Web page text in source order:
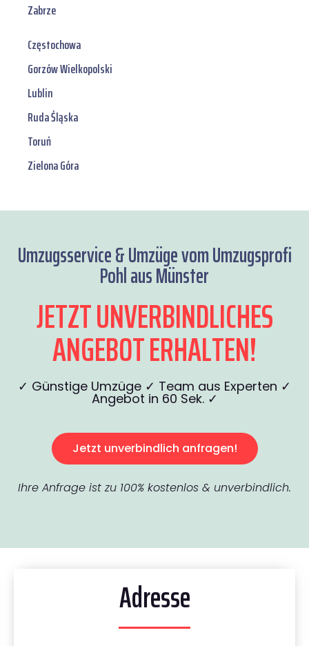
Zabrze
Częstochowa
Gorzów Wielkopolski
Lublin
Ruda Śląska
Toruń
Zielona Góra
Umzugsservice & Umzüge vom Umzugsprofi
Pohl aus Münster
JETZT UNVERBINDLICHES
ANGEBOT ERHALTEN!
✓ Günstige Umzüge ✓ Team aus Experten ✓
Angebot in 60 Sek. ✓
Jetzt unverbindlich anfragen!
Ihre Anfrage ist zu 100% kostenlos & unverbindlich.
Adresse